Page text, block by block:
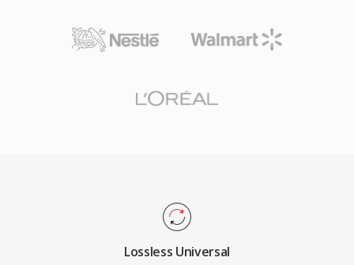
source dan hanya untuk Windows, membatasi
adopsi lintas platform. Bagi pengguna yang
kecepatan pada sistem Windows, TAK
tinggi. Dukungan perangkat keras sangat luas:
mendekode FLAC secara native. Layanan
FLAC menarik. Pertama, pemulihan bit-for-bit
yang lengkap dari sinyal asli saat decoding.
Kedua, metadata tertanam melalui komentar
Lossless Universal